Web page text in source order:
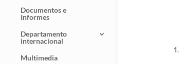
Documentos e
Informes
Departamento
internacional
Multimedia